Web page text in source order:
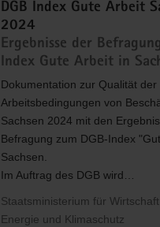
DGB Index Gute Arbeit
2024
Ergebnisse der
Index Gute Arbeit in
Dokumentation zur Qualität der
Arbeitsbedingungen von
Sachsen 2024 mit den
Befragung zum DGB-Index
Sachsen.
Im Auftrag des DGB wird…
Staatsministerium für
Energie und Klimaschutz